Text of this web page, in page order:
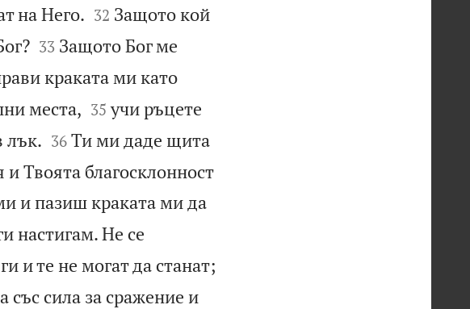
на Него.
32 Защото кой

33 Защото Бог ме
краката ми като
места, 

35 учи ръцете
лък.
36 Ти ми даде щита
Твоята благосклонност
и пазиш краката ми да
настигам. Не се
и те не могат да станат;
със сила за сражение и